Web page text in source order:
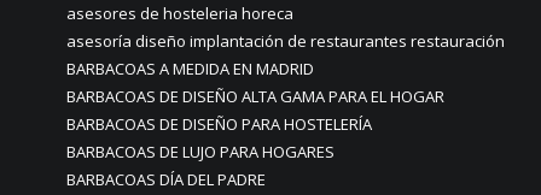
asesores de hosteleria horeca
asesoría diseño implantación de restaurantes restauración
BARBACOAS A MEDIDA EN MADRID
BARBACOAS DE DISEÑO ALTA GAMA PARA EL HOGAR
BARBACOAS DE DISEÑO PARA HOSTELERÍA
BARBACOAS DE LUJO PARA HOGARES
BARBACOAS DÍA DEL PADRE